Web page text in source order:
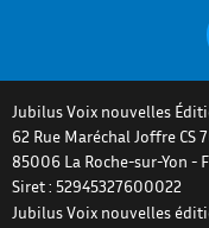
Jubilus Voix nouvelles
62 Rue Maréchal Joffre CS
85006 La Roche-sur-Yon -
Siret : 52945327600022
Jubilus Voix nouvelles